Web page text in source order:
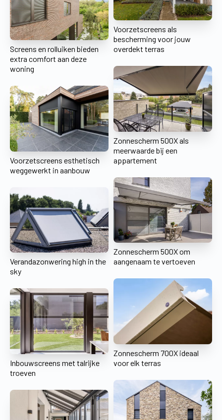
Screens en rolluiken bieden
extra comfort aan deze
woning
Voorzetscreens esthetisch
weggewerkt in aanbouw
Verandazonwering high in the
sky
Inbouwscreens met talrijke
troeven
Voorzetscreens als
bescherming voor jouw
overdekt terras
Zonnescherm 500X als
meerwaarde bij een
appartement
Zonnescherm 500X om
aangenaam te vertoeven
Zonnescherm 700X ideaal
voor elk terras